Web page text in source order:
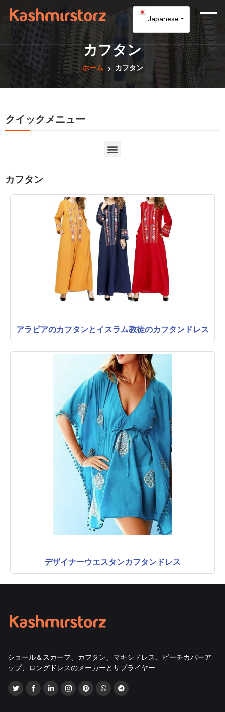
Japanese
カフタン
ホーム カフタン
クイックメニュー
カフタン
アラビアのカフタンとイスラム教徒のカフタンドレス
デザイナーウエスタンカフタンドレス
ショール＆スカーフ、カフタン、マキシドレス、ビーチカバーア
ップ、ロングドレスのメーカーとサプライヤー